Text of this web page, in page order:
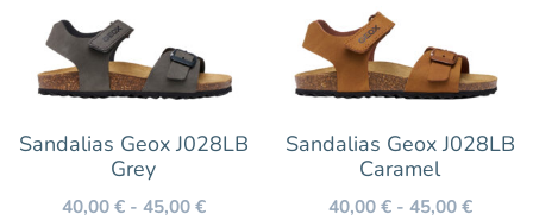
Amarillo
Sandalias Geox J028LB
Grey
40,00€ - 45,00€
Sandalias Geox J028LB
Caramel
40,00€ - 45,00€